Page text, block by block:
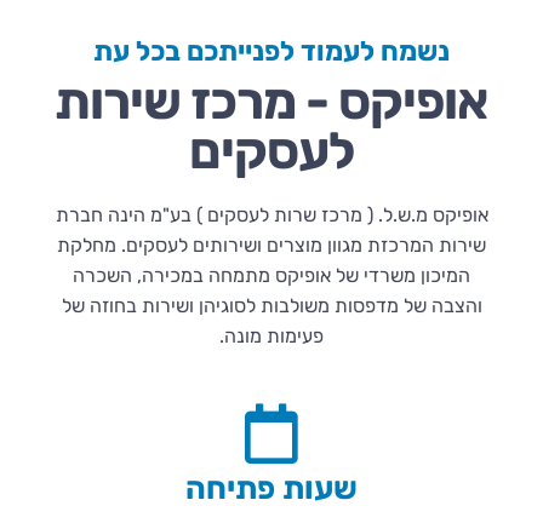
נשמח לעמוד לפנייתכם בכל עת
אופיקס - מרכז שירות
לעסקים
אופיקס מ.ש.ל. ( מרכז שרות לעסקים ) בע"מ הינה חברת
שירות המרכזת מגוון מוצרים ושירותים לעסקים. מחלקת
המיכון משרדי של אופיקס מתמחה במכירה, השכרה
והצבה של מדפסות משולבות לסוגיהן ושירות בחוזה של
פעימות מונה.
שעות פתיחה